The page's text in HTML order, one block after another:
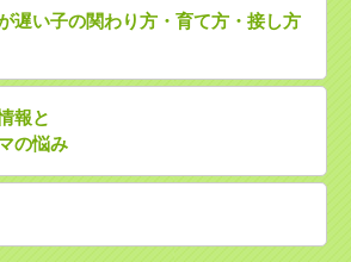
遅い子の関わり方・育て方・接し方
報と
の悩み